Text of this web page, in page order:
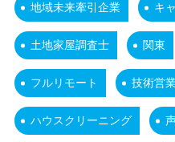
地域未来牽引企業 キ
土地家屋調査士 関東
フルリモート 技術営
ハウスクリーニング